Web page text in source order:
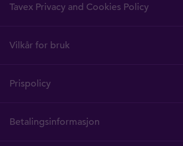
Tavex Privacy and Cookies Policy
Vilkår for bruk
Prispolicy
Betalingsinformasjon